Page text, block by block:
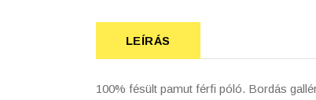
LEÍRÁS
100% fésült pamut férfi póló. Bordás